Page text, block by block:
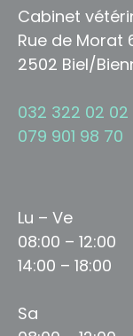
Cabinet
Rue de Morat
2502 Biel/
032 322 02 02
079 901 98 70
Lu – Ve
08:00 – 12:00
14:00 – 18:00
Sa